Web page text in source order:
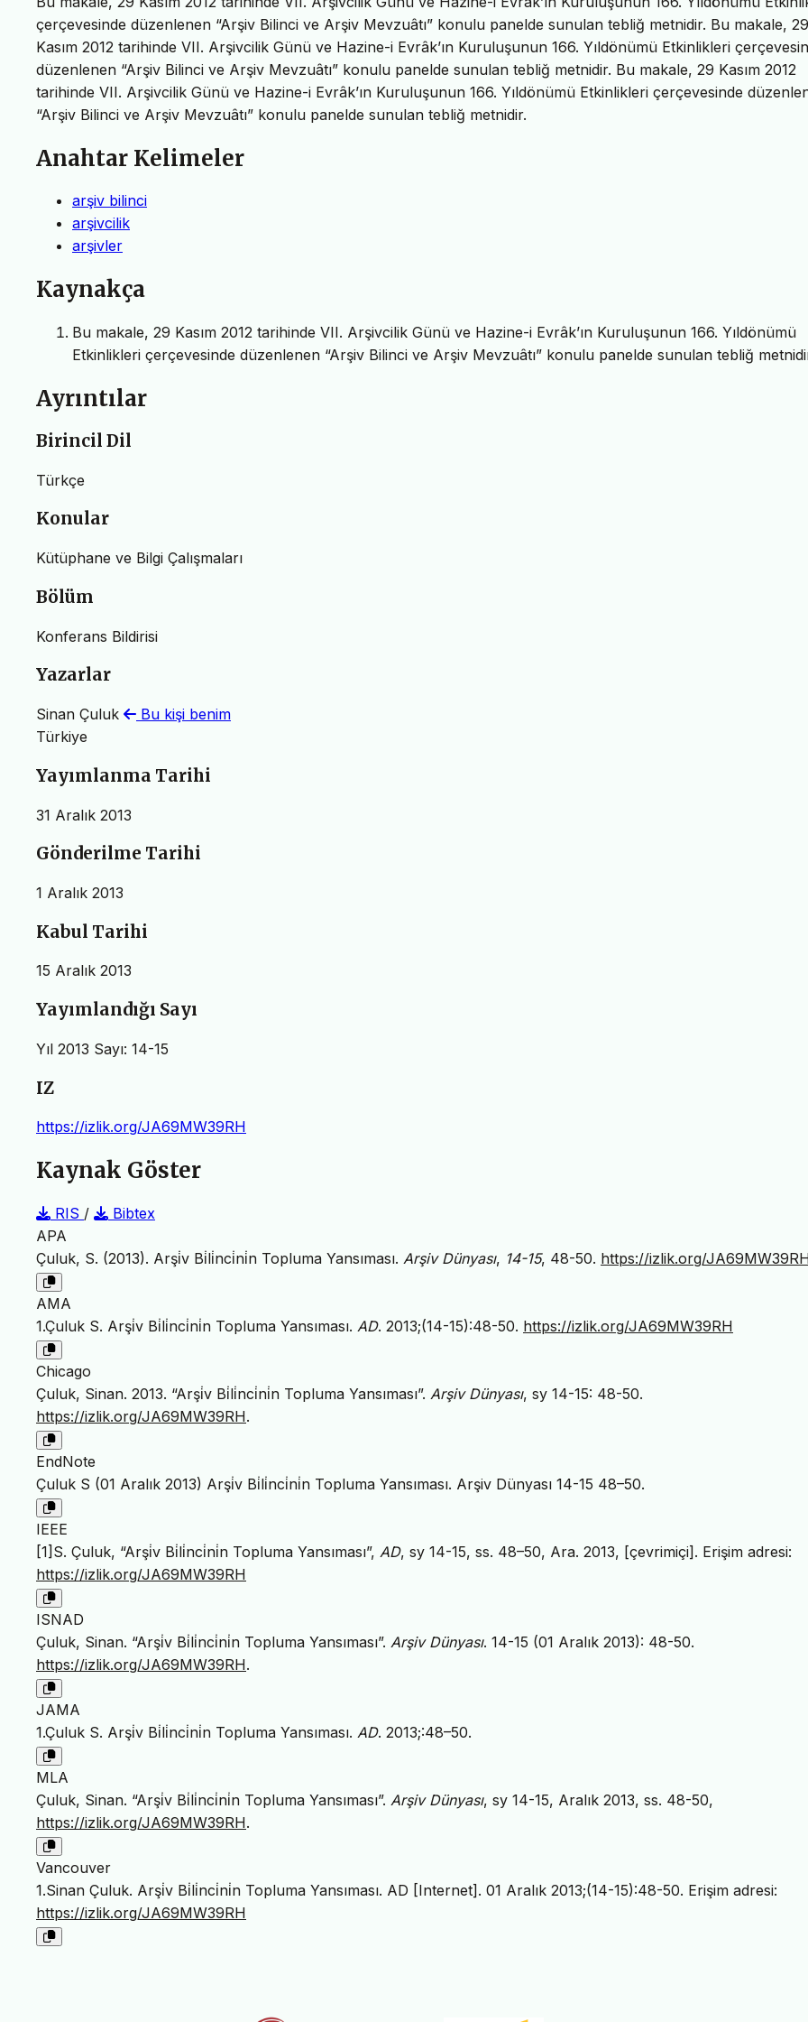
çerçevesinde düzenlenen “Arşiv Bilinci ve Arşiv Mevzuâtı” konulu panelde sunulan tebliğ metnidir. Bu makale, 29
Kasım 2012 tarihinde VII. Arşivcilik Günü ve Hazine-i Evrâk’ın Kuruluşunun 166. Yıldönümü Etkinlikleri
düzenlenen “Arşiv Bilinci ve Arşiv Mevzuâtı” konulu panelde sunulan tebliğ metnidir. Bu makale, 29 Kasım 2012
tarihinde VII. Arşivcilik Günü ve Hazine-i Evrâk’ın Kuruluşunun 166. Yıldönümü Etkinlikleri çerçevesinde
“Arşiv Bilinci ve Arşiv Mevzuâtı” konulu panelde sunulan tebliğ metnidir.
Anahtar Kelimeler
arşiv bilinci
arşivcilik
arşivler
Kaynakça
Bu makale, 29 Kasım 2012 tarihinde VII. Arşivcilik Günü ve Hazine-i Evrâk’ın Kuruluşunun 166. Yıldönümü
Etkinlikleri çerçevesinde düzenlenen “Arşiv Bilinci ve Arşiv Mevzuâtı” konulu panelde sunulan tebliğ
Ayrıntılar
Birincil Dil
Türkçe
Konular
Kütüphane ve Bilgi Çalışmaları
Bölüm
Konferans Bildirisi
Yazarlar
Sinan Çuluk
Bu kişi benim
Türkiye
Yayımlanma Tarihi
31 Aralık 2013
Gönderilme Tarihi
1 Aralık 2013
Kabul Tarihi
15 Aralık 2013
Yayımlandığı Sayı
Yıl 2013 Sayı: 14-15
IZ
https://izlik.org/JA69MW39RH
Kaynak Göster
RIS /
Bibtex
APA
Çuluk, S. (2013). Arşi̇v Bi̇li̇nci̇ni̇n Topluma Yansıması. Arşiv Dünyası, 14-15, 48-50. https://izlik.org/
AMA
1.Çuluk S. Arşi̇v Bi̇li̇nci̇ni̇n Topluma Yansıması. AD. 2013;(14-15):48-50. https://izlik.org/JA69MW39RH
Chicago
Çuluk, Sinan. 2013. “Arşi̇v Bi̇li̇nci̇ni̇n Topluma Yansıması”. Arşiv Dünyası, sy 14-15: 48-50.
https://izlik.org/JA69MW39RH.
EndNote
Çuluk S (01 Aralık 2013) Arşi̇v Bi̇li̇nci̇ni̇n Topluma Yansıması. Arşiv Dünyası 14-15 48–50.
IEEE
[1]S. Çuluk, “Arşi̇v Bi̇li̇nci̇ni̇n Topluma Yansıması”, AD, sy 14-15, ss. 48–50, Ara. 2013, [çevrimiçi]. Erişim adresi:
https://izlik.org/JA69MW39RH
ISNAD
Çuluk, Sinan. “Arşi̇v Bi̇li̇nci̇ni̇n Topluma Yansıması”. Arşiv Dünyası. 14-15 (01 Aralık 2013): 48-50.
https://izlik.org/JA69MW39RH.
JAMA
1.Çuluk S. Arşi̇v Bi̇li̇nci̇ni̇n Topluma Yansıması. AD. 2013;:48–50.
MLA
Çuluk, Sinan. “Arşi̇v Bi̇li̇nci̇ni̇n Topluma Yansıması”. Arşiv Dünyası, sy 14-15, Aralık 2013, ss. 48-50,
https://izlik.org/JA69MW39RH.
Vancouver
1.Sinan Çuluk. Arşi̇v Bi̇li̇nci̇ni̇n Topluma Yansıması. AD [Internet]. 01 Aralık 2013;(14-15):48-50. Erişim adresi:
https://izlik.org/JA69MW39RH